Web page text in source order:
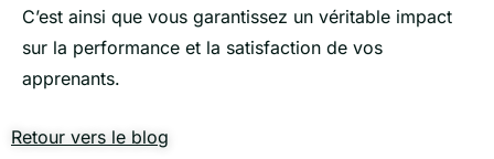
C’est ainsi que vous garantissez un véritable impact
sur la performance et la satisfaction de vos
apprenants.
Retour vers le blog